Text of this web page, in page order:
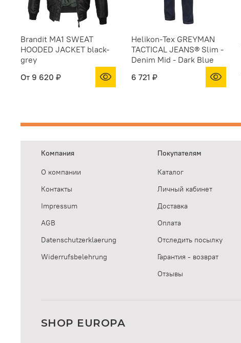
Brandit MA1 SWEAT
HOODED JACKET black-
grey
От 9 620 ₽
Helikon-Tex GREYMAN
TACTICAL JEANS® Slim -
Denim Mid - Dark Blue
6 721 ₽
Компания
О компании
Контакты
Impressum
AGB
Datenschutzerklaerung
Widerrufsbelehrung
Покупателям
Каталог
Личный кабинет
Доставка
Оплата
Отследить посылку
Гарантия - возврат
Отзывы
SHOP EUROPA